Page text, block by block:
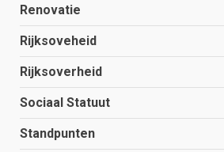
Renovatie
Rijksoveheid
Rijksoverheid
Sociaal Statuut
Standpunten